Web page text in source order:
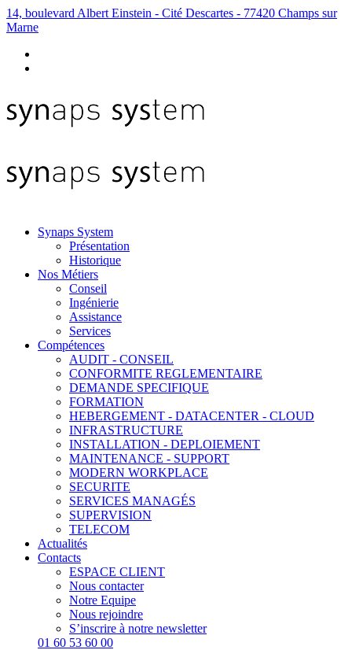
14, boulevard Albert Einstein - Cité Descartes - 77420 Champs sur
Marne
Synaps System
Présentation
Historique
Nos Métiers
Conseil
Ingénierie
Assistance
Services
Compétences
AUDIT - CONSEIL
CONFORMITE REGLEMENTAIRE
DEMANDE SPECIFIQUE
FORMATION
HEBERGEMENT - DATACENTER - CLOUD
INFRASTRUCTURE
INSTALLATION - DEPLOIEMENT
MAINTENANCE - SUPPORT
MODERN WORKPLACE
SECURITE
SERVICES MANAGÉS
SUPERVISION
TELECOM
Actualités
Contacts
ESPACE CLIENT
Nous contacter
Notre Equipe
Nous rejoindre
S’inscrire à notre newsletter
01 60 53 60 00